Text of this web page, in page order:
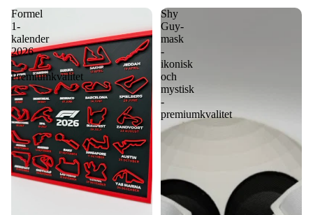
Formel
1-
kalender
2026
-
Premiumkvalitet
Shy
Guy-
mask
-
ikonisk
och
mystisk
-
premiumkvalitet